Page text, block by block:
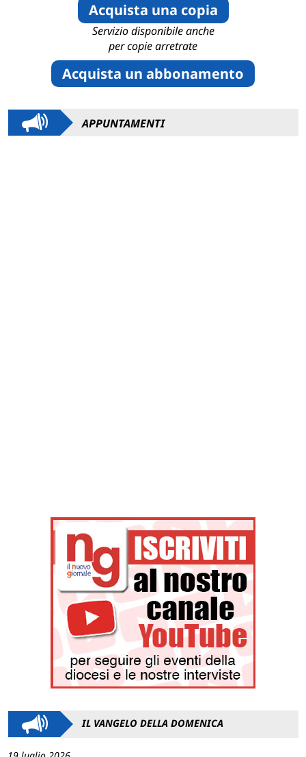
Acquista una copia
Servizio disponibile anche
per copie arretrate
Acquista un abbonamento
APPUNTAMENTI
IL VANGELO DELLA DOMENICA